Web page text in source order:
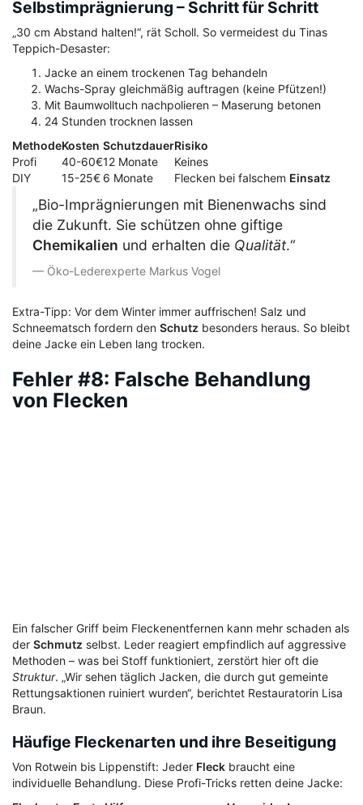
Selbstimprägnierung – Schritt für Schritt
„30 cm Abstand halten!“, rät Scholl. So vermeidest du Tinas
Teppich-Desaster:
Jacke an einem trockenen Tag behandeln
Wachs-Spray gleichmäßig auftragen (keine Pfützen!)
Mit Baumwolltuch nachpolieren – Maserung betonen
24 Stunden trocknen lassen
MethodeKosten SchutzdauerRisiko
Profi
40-60€12 Monate
Keines
DIY
15-25€ 6 Monate Flecken bei falschem Einsatz
„Bio-Imprägnierungen mit Bienenwachs sind
die Zukunft. Sie schützen ohne giftige
Chemikalien und erhalten die Qualität.“
Öko-Lederexperte Markus Vogel
Extra-Tipp: Vor dem Winter immer auffrischen! Salz und
Schneematsch fordern den Schutz besonders heraus. So bleibt
deine Jacke ein Leben lang trocken.
Fehler #8: Falsche Behandlung
von Flecken
Ein falscher Griff beim Fleckenentfernen kann mehr schaden als
der Schmutz selbst. Leder reagiert empfindlich auf aggressive
Methoden – was bei Stoff funktioniert, zerstört hier oft die
Struktur. „Wir sehen täglich Jacken, die durch gut gemeinte
Rettungsaktionen ruiniert wurden“, berichtet Restauratorin Lisa
Braun.
Häufige Fleckenarten und ihre Beseitigung
Von Rotwein bis Lippenstift: Jeder Fleck braucht eine
individuelle Behandlung. Diese Profi-Tricks retten deine Jacke: